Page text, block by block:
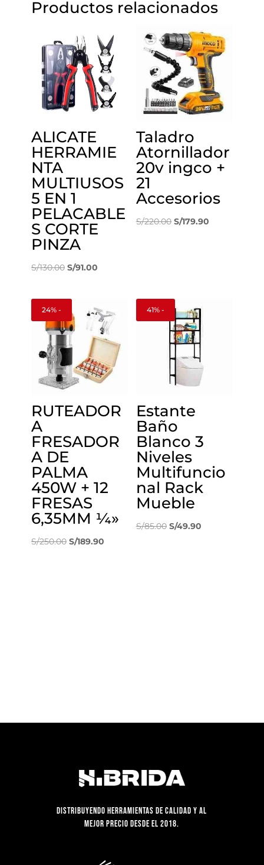
Productos relacionados
ALICATE
HERRAMIE
NTA
MULTIUSOS
5 EN 1
PELACABLE
S CORTE
PINZA
S/130.00 El
original
era:
S/130.00.
S/91.00El
es:
S/91.00.
Taladro
Atornillador
20v ingco +
21
Accesorios
S/220.00 El
S/179.90El
24% -
RUTEADOR
A
FRESADOR
A DE
PALMA
450W + 12
FRESAS
6,35MM ¼»
S/250.00 El
S/189.90El
41% -
Estante
Baño
Blanco 3
Niveles
Multifuncio
nal Rack
Mueble
S/85.00 El
S/49.90El
Distribuyendo herramientas de calidad y al
mejor precio desde el 2018.